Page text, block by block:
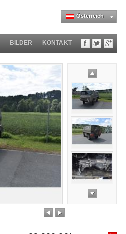
Österreich
BILDER KONTAKT